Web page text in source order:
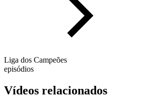
Liga dos Campeões
episódios
Vídeos relacionados